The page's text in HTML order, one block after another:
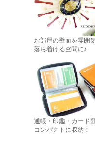
お部屋の壁面を雰囲
落ち着ける空間に♪
通帳・印鑑・カード
コンパクトに収納！